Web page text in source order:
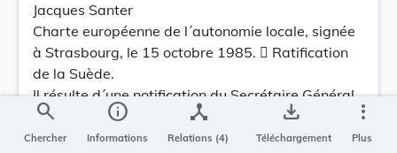
Jacques Santer
Charte européenne de l´autonomie locale, signée
à Strasbourg, le 15 octobre 1985.  Ratification
de la Suède.
Il résulte d´une notification du Secrétaire Général
du Conseil de l´Europe qu´en date du 29 août
1989 la Suède a ratifié la
search
Chercher
info
Informations
device_hub
Relations (4)
save_alt
Téléchargement
more_vert
Plus